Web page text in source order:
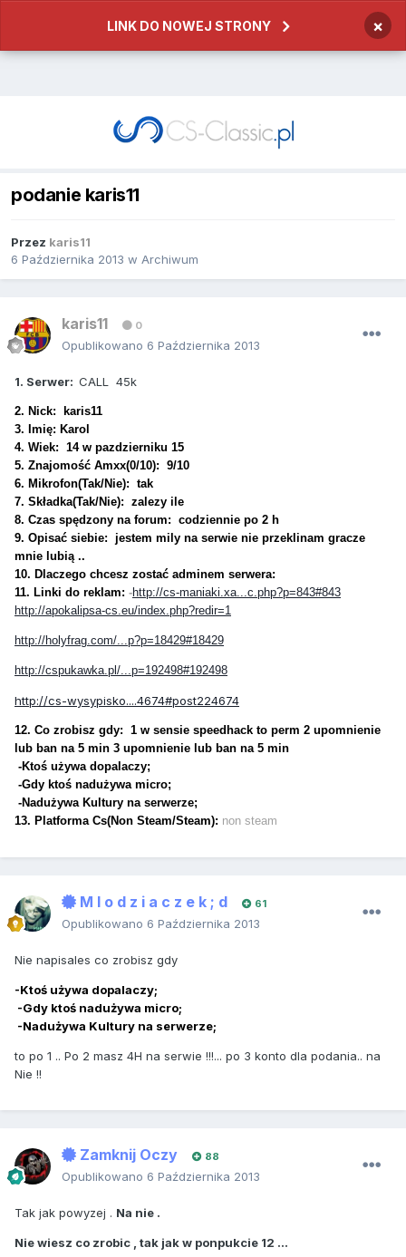
LINK DO NOWEJ STRONY ×
podanie karis11
Przez karis11
6 Października 2013 w Archiwum
karis11 0
Opublikowano 6 Października 2013
1. Serwer: CALL 45k
2. Nick: karis11
3. Imię: Karol
4. Wiek: 14 w pazdzierniku 15
5. Znajomość Amxx(0/10): 9/10
6. Mikrofon(Tak/Nie): tak
7. Składka(Tak/Nie): zalezy ile
8. Czas spędzony na forum: codziennie po 2 h
9. Opisać siebie: jestem mily na serwie nie przeklinam gracze
mnie lubią ..
10. Dlaczego chcesz zostać adminem serwera:
11. Linki do reklam: -http://cs-maniaki.xa...c.php?p=843#843
http://apokalipsa-cs.eu/index.php?redir=1
http://holyfrag.com/...p?p=18429#18429
http://cspukawka.pl/...p=192498#192498
http://cs-wysypisko....4674#post224674
12. Co zrobisz gdy: 1 w sensie speedhack to perm 2 upomnienie
lub ban na 5 min 3 upomnienie lub ban na 5 min
-Ktoś używa dopalaczy;
-Gdy ktoś nadużywa micro;
-Nadużywa Kultury na serwerze;
13. Platforma Cs(Non Steam/Steam): non steam
M l o d z i a c z e k ; d 61
Opublikowano 6 Października 2013
Nie napisales co zrobisz gdy
-Ktoś używa dopalaczy;
-Gdy ktoś nadużywa micro;
-Nadużywa Kultury na serwerze;
to po 1 .. Po 2 masz 4H na serwie !!!... po 3 konto dla podania.. na
Nie !!
Zamknij Oczy 88
Opublikowano 6 Października 2013
Tak jak powyzej . Na nie .
Nie wiesz co zrobic , tak jak w ponpukcie 12 ...